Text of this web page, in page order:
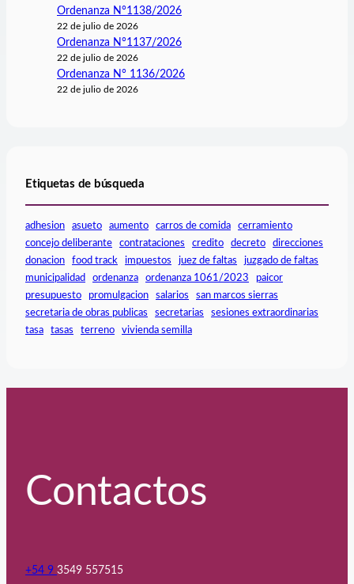
Ordenanza N°1138/2026
22 de julio de 2026
Ordenanza N°1137/2026
22 de julio de 2026
Ordenanza N° 1136/2026
22 de julio de 2026
Etiquetas de búsqueda
adhesion asueto aumento carros de comida
cerramiento
concejo deliberante
contrataciones credito decreto
direcciones
donacion
food track impuestos juez de faltas
juzgado de faltas
municipalidad
ordenanza ordenanza 1061/2023
paicor
presupuesto
promulgacion salarios
san marcos sierras
secretaria de obras publicas
secretarias
sesiones extraordinarias
tasa
tasas terreno vivienda semilla
Contactos
+54 9 3549 557515